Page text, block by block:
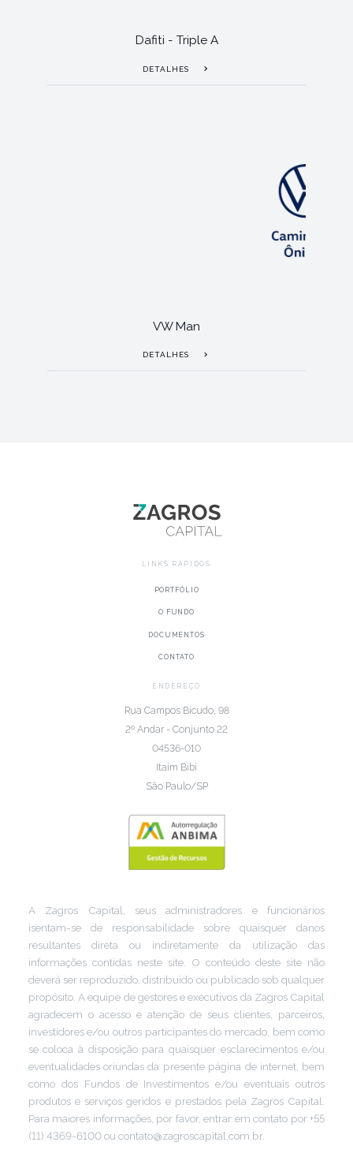
Dafiti - Triple A
DETALHES
VW Man
DETALHES
LINKS RÁPIDOS
PORTFÓLIO
O FUNDO
DOCUMENTOS
CONTATO
ENDEREÇO
Rua Campos Bicudo, 98
2º Andar - Conjunto 22
04536-010
Itaim Bibi
São Paulo/SP
A Zagros Capital, seus administradores e funcionários
isentam-se de responsabilidade sobre quaisquer danos
resultantes direta ou indiretamente da utilização das
informações contidas neste site. O conteúdo deste site não
deverá ser reproduzido, distribuído ou publicado sob qualquer
propósito. A equipe de gestores e executivos da Zagros Capital
agradecem o acesso e atenção de seus clientes, parceiros,
investidores e/ou outros participantes do mercado, bem como
se coloca à disposição para quaisquer esclarecimentos e/ou
eventualidades oriundas da presente página de internet, bem
como dos Fundos de Investimentos e/ou eventuais outros
produtos e serviços geridos e prestados pela Zagros Capital.
Para maiores informações, por favor, entrar em contato por +55
(11) 4369-6100 ou contato@zagroscapital.com.br.